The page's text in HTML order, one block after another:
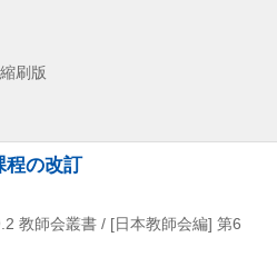
縮刷版
程の改訂
教師会叢書 / [日本教師会編] 第6